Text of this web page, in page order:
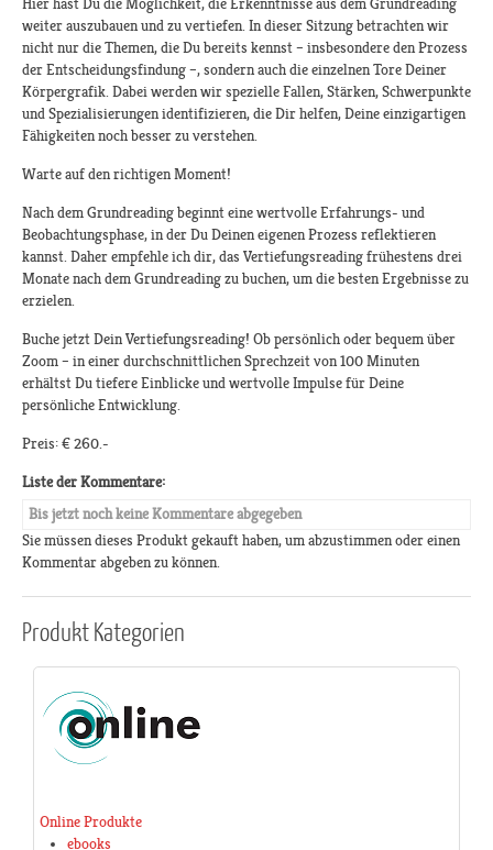
Hier hast Du die Möglichkeit, die Erkenntnisse aus dem Grundreading
weiter auszubauen und zu vertiefen. In dieser Sitzung betrachten wir
nicht nur die Themen, die Du bereits kennst – insbesondere den Prozess
der Entscheidungsfindung –, sondern auch die einzelnen Tore Deiner
Körpergrafik. Dabei werden wir spezielle Fallen, Stärken, Schwerpunkte
und Spezialisierungen identifizieren, die Dir helfen, Deine einzigartigen
Fähigkeiten noch besser zu verstehen.
Warte auf den richtigen Moment!
Nach dem Grundreading beginnt eine wertvolle Erfahrungs- und
Beobachtungsphase, in der Du Deinen eigenen Prozess reflektieren
kannst. Daher empfehle ich dir, das Vertiefungsreading frühestens drei
Monate nach dem Grundreading zu buchen, um die besten Ergebnisse zu
erzielen.
Buche jetzt Dein Vertiefungsreading! Ob persönlich oder bequem über
Zoom – in einer durchschnittlichen Sprechzeit von 100 Minuten
erhältst Du tiefere Einblicke und wertvolle Impulse für Deine
persönliche Entwicklung.
Preis: € 260.-
Liste der Kommentare:
Bis jetzt noch keine Kommentare abgegeben
Sie müssen dieses Produkt gekauft haben, um abzustimmen oder einen
Kommentar abgeben zu können.
ProduktKategorien
Online Produkte
ebooks